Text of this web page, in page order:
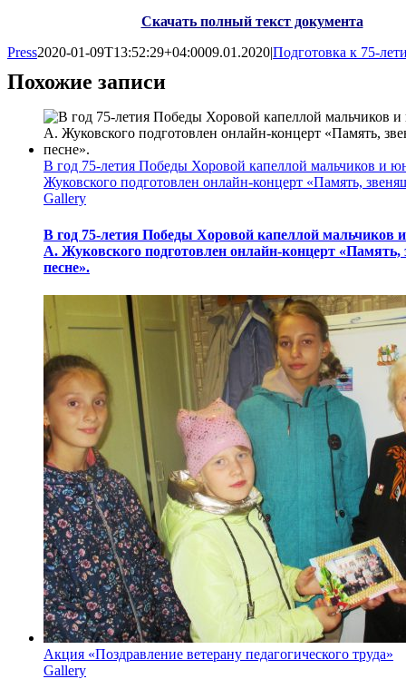
Скачать полный текст документа
Press2020-01-09T13:52:29+04:0009.01.2020|Подготовка к 75-
Похожие записи
В год 75-летия Победы Хоровой капеллой мальчиков и
Жуковского подготовлен онлайн-концерт «Память,
Gallery
В год 75-летия Победы Хоровой капеллой мальчиков
А. Жуковского подготовлен онлайн-концерт
песне».
Акция «Поздравление ветерану педагогического труда»
Gallery